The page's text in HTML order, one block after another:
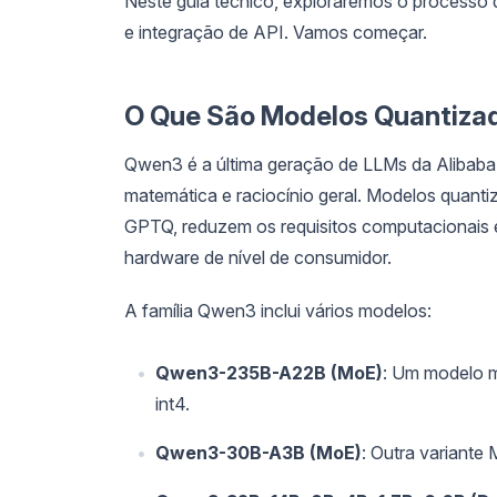
e integração de API. Vamos começar.
O Que São Modelos
Qwen3 é a última geração de LLMs da
matemática e raciocínio geral. Modelos
GPTQ, reduzem os requisitos
hardware de nível de consumidor.
A família Qwen3 inclui vários modelos:
Qwen3-235B-A22B (MoE): Um modelo
int4.
Qwen3-30B-A3B (MoE): Outra variante